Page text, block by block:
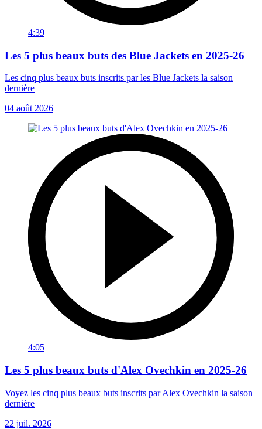
4:39
Les 5 plus beaux buts des Blue Jackets en 2025-26
Les cinq plus beaux buts inscrits par les Blue Jackets la saison
dernière
04 août 2026
4:05
Les 5 plus beaux buts d'Alex Ovechkin en 2025-26
Voyez les cinq plus beaux buts inscrits par Alex Ovechkin la saison
dernière
22 juil. 2026